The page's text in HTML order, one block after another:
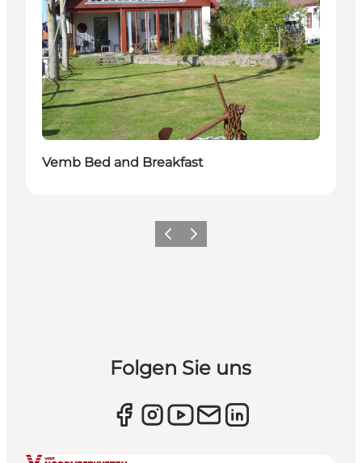
Vemb Bed and Breakfast
ZurückWeiter
Folgen Sie uns